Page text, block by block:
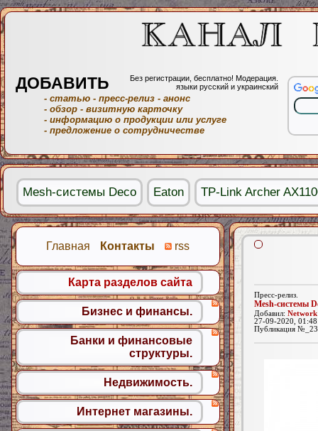
Пресс-релиз.
Mesh-системы
Добавил: Network
27-09-2020,
Публикация
Главная Контакты rss
Карта разделов сайта
Бизнес и финансы.
Банки и финансовые
структуры.
Недвижимость.
Интернет магазины.
ДОБАВИТЬ
Без регистрации, бесплатно! Модерация.
языки русский и украинский
- статью - пресс-релиз - анонс
- обзор - визитную карточку
- информацию о продукции или услуге
- предложение о сотрудничестве
Mesh-системы Deco Eaton TP-Link Archer